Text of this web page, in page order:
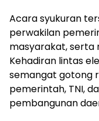
Acara syukuran
perwakilan
masyarakat, serta
Kehadiran lintas
semangat gotong
pemerintah, TNI,
pembangunan